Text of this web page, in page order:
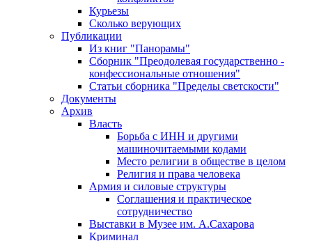
Курьезы
Сколько верующих
Публикации
Из книг "Панорамы"
Сборник "Преодолевая государственно -
конфессиональные отношения"
Статьи сборника "Пределы светскости"
Документы
Архив
Власть
Борьба с ИНН и другими
машиночитаемыми кодами
Место религии в обществе в целом
Религия и права человека
Армия и силовые структуры
Соглашения и практическое
сотрудничество
Выставки в Музее им. А.Сахарова
Криминал